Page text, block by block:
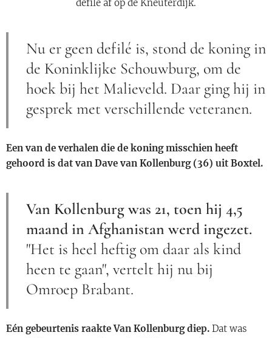
defilé af op de Kneuterdijk.
Nu er geen defilé is, stond de koning in
de Koninklijke Schouwburg, om de
hoek bij het Malieveld. Daar ging hij in
gesprek met verschillende veteranen.
Een van de verhalen die de koning misschien heeft
gehoord is dat van Dave van Kollenburg (36) uit Boxtel.
Van Kollenburg was 21, toen hij 4,5
maand in Afghanistan werd ingezet.
"Het is heel heftig om daar als kind
heen te gaan", vertelt hij nu bij
Omroep Brabant.
Eén gebeurtenis raakte Van Kollenburg diep. Dat was